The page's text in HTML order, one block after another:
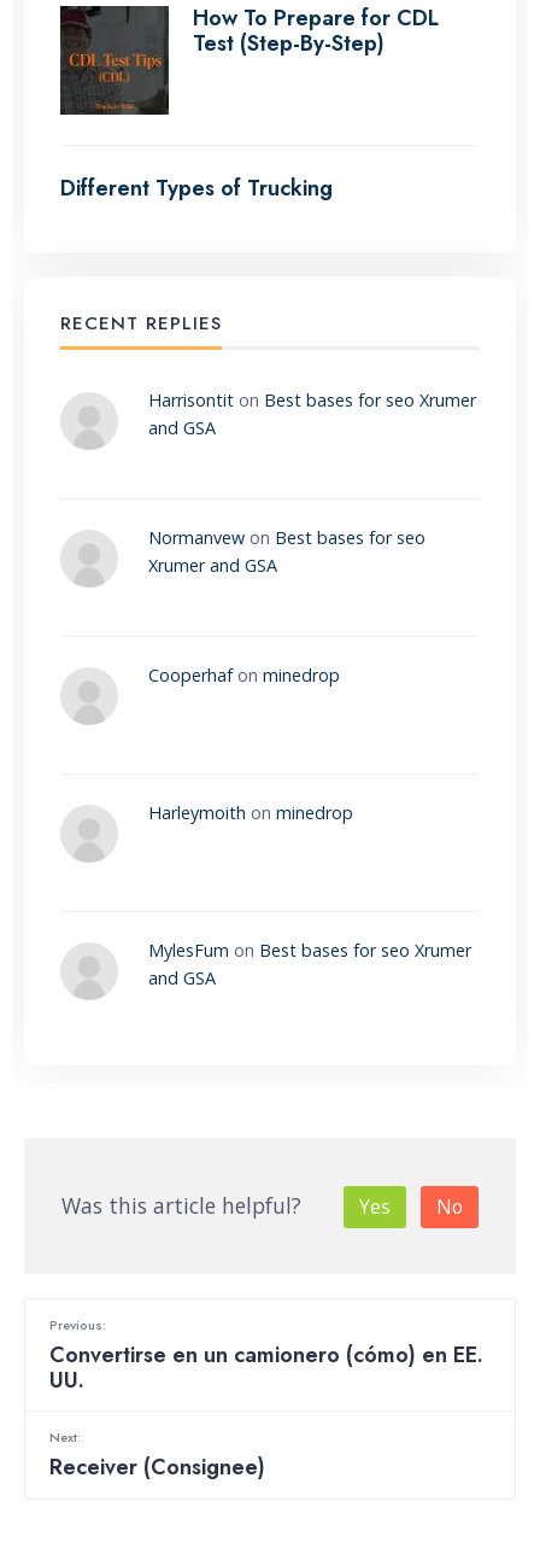
How To Prepare for CDL
Test (Step-By-Step)
Different Types of Trucking
RECENT REPLIES
Harrisontit on Best bases for seo Xrumer
and GSA
Normanvew on Best bases for seo
Xrumer and GSA
Cooperhafon minedrop
Harleymoith on minedrop
MylesFum on Best bases for seo Xrumer
and GSA
Was this article helpful? Yes No
Previous:
Convertirse en un camionero (cómo) en EE.
UU.
Next:
Receiver (Consignee)